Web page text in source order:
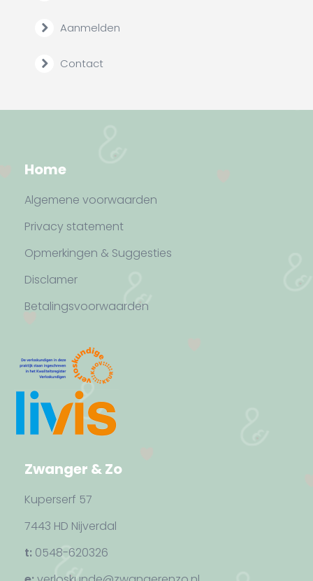
Aanmelden
Contact
Home
Algemene voorwaarden
Privacy statement
Opmerkingen & Suggesties
Disclamer
Betalingsvoorwaarden
Zwanger & Zo
Kuperserf 57
7443 HD Nijverdal
t: 0548-620326